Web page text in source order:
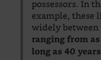
possessors. In
example,
widely
ranging from
long as 40